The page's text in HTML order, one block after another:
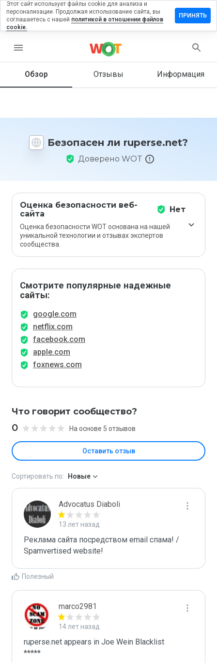
menu
Обзор Отзывы Информация
Безопасен ли ruperse.net?
Доверено WOT
Оценка безопасности веб-
сайта
Нет
Оценка безопасности WOT основана на нашей
уникальной технологии и отзывах экспертов
сообщества.
Смотрите популярные надежные
сайты:
google.com
netflix.com
facebook.com
apple.com
foxnews.com
Что говорит сообщество?
0 На основе 5 отзывов
Оставить отзыв
на
Как бы
этот
1 до 5?
Сортировать по: Новые
Advocatus Diaboli
13 лет назад
Реклама сайта посредством email спама! /
Spamvertised website!
Полезный
marco2981
14 лет назад
ruperse.net appears in Joe Wein Blacklist
*****
Этот сайт использует файлы cookie для анализа и
персонализации. Продолжая использование сайта, вы
соглашаетесь с нашей политикой в отношении файлов
cookie.
ПРИНЯТЬ